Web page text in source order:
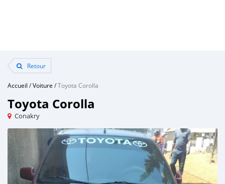
Retour
Accueil /Voiture /Toyota Corolla
Toyota Corolla
Conakry